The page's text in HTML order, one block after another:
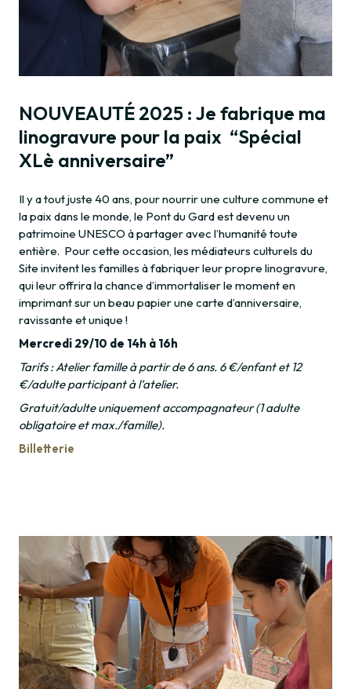
NOUVEAUTÉ 2025 : Je fabrique ma
linogravure pour la paix “Spécial
XLè anniversaire”
Il y a tout juste 40 ans, pour nourrir une culture commune et
la paix dans le monde, le Pont du Gard est devenu un
patrimoine UNESCO à partager avec l’humanité toute
entière. Pour cette occasion, les médiateurs culturels du
Site invitent les familles à fabriquer leur propre linogravure,
qui leur offrira la chance d’immortaliser le moment en
imprimant sur un beau papier une carte d’anniversaire,
ravissante et unique !
Mercredi 29/10 de 14h à 16h
Tarifs : Atelier famille à partir de 6 ans. 6 €/enfant et 12
€/adulte participant à l’atelier.
Gratuit/adulte uniquement accompagnateur (1 adulte
obligatoire et max./famille).
Billetterie